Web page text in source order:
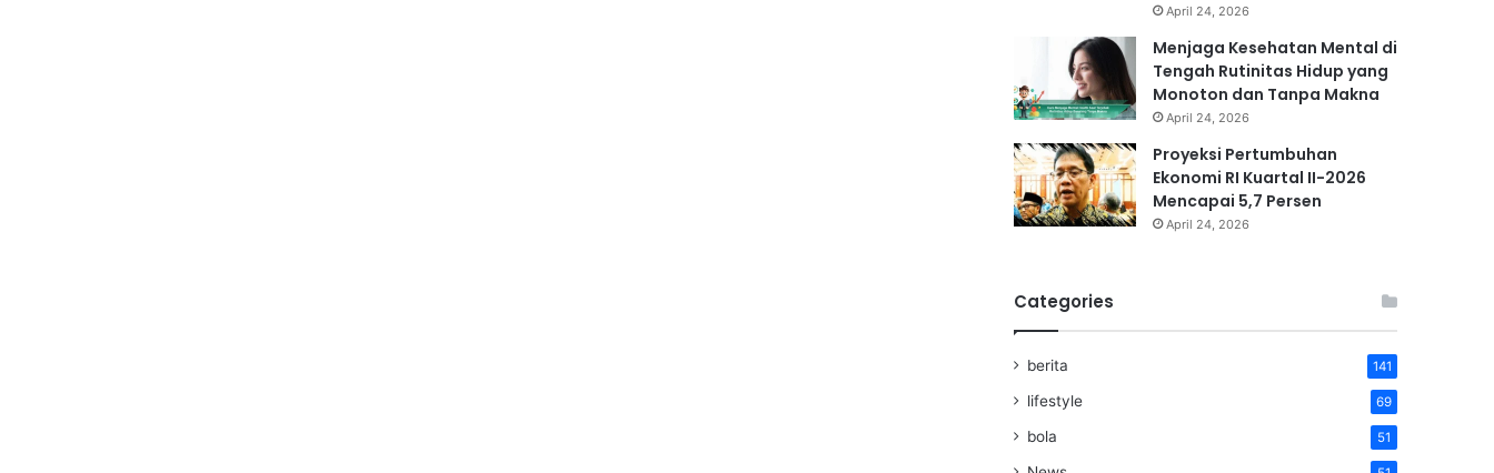
April 24, 2026
Menjaga Kesehatan Mental di
Tengah Rutinitas Hidup yang
Monoton dan Tanpa Makna
April 24, 2026
Proyeksi Pertumbuhan
Ekonomi RI Kuartal II-2026
Mencapai 5,7 Persen
April 24, 2026
Categories
berita 141
lifestyle 69
bola 51